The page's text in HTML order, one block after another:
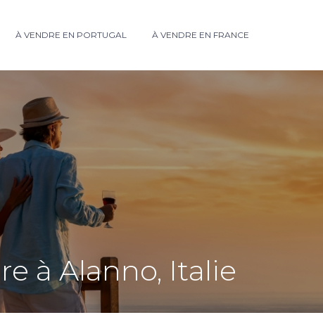
À VENDRE EN PORTUGAL À VENDRE EN FRANCE
à Alanno, Italie